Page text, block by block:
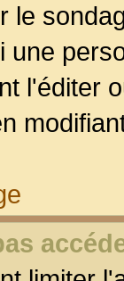
le
une
l'éditer